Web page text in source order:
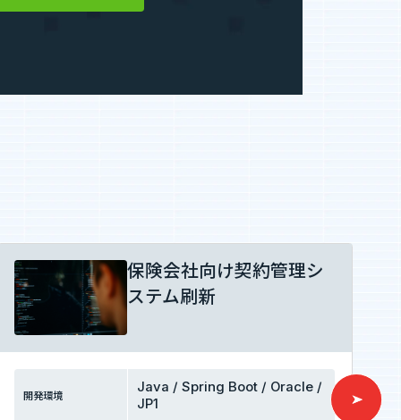
保険会社向け契約管理シ
ステム刷新
開発環境
Java / Spring Boot / Oracle /
JP1